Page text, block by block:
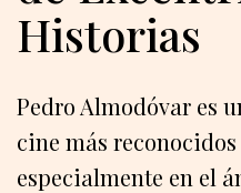
Historias
Pedro Almodóvar es
cine más
especialmente en el